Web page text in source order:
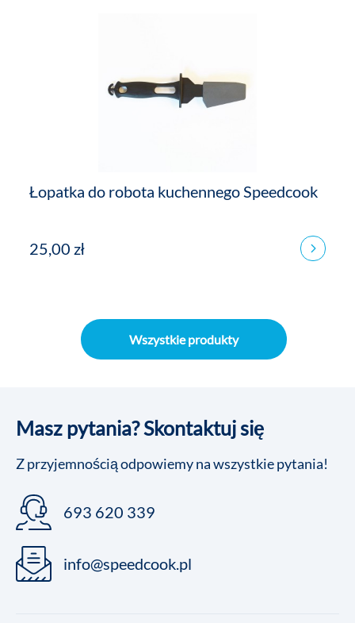
Łopatka do robota kuchennego Speedcook
25,00 zł
Wszystkie produkty
Masz pytania? Skontaktuj się
Z przyjemnością odpowiemy na wszystkie pytania!
693 620 339
info@speedcook.pl